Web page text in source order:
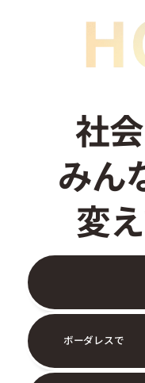
社
みん
変
ボーダレスで